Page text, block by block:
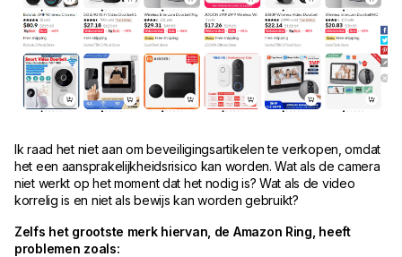
Ik raad het niet aan om beveiligingsartikelen te verkopen, omdat
het een aansprakelijkheidsrisico kan worden. Wat als de camera
niet werkt op het moment dat het nodig is? Wat als de video
korrelig is en niet als bewijs kan worden gebruikt?
Zelfs het grootste merk hiervan, de Amazon Ring, heeft
problemen zoals: